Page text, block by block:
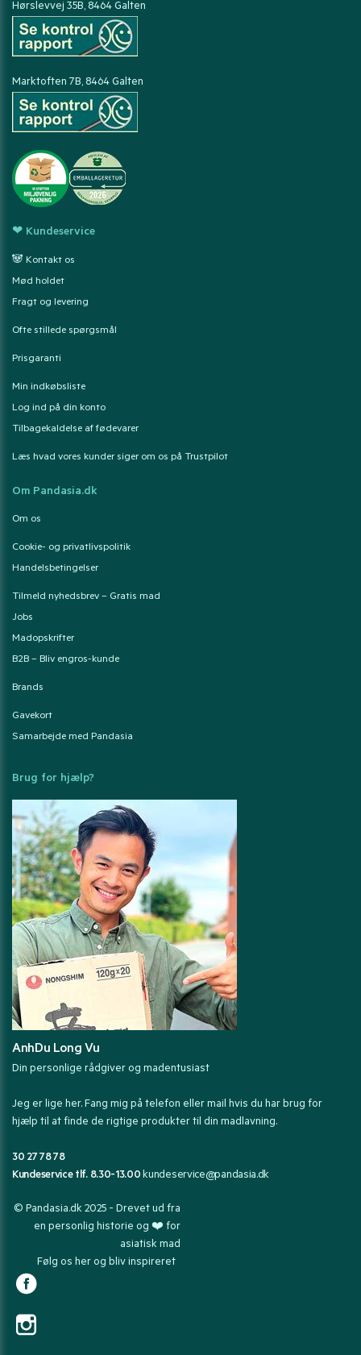
Hørslevvej 35B, 8464 Galten
Marktoften 7B, 8464 Galten
❤ Kundeservice
🐼 Kontakt os
Mød holdet
Fragt og levering
Ofte stillede spørgsmål
Prisgaranti
Min indkøbsliste
Log ind på din konto
Tilbagekaldelse af fødevarer
Læs hvad vores kunder siger om os på Trustpilot
Om Pandasia.dk
Om os
Cookie- og privatlivspolitik
Handelsbetingelser
Tilmeld nyhedsbrev – Gratis mad
Jobs
Madopskrifter
B2B – Bliv engros-kunde
Brands
Gavekort
Samarbejde med Pandasia
Brug for hjælp?
AnhDu Long Vu
Din personlige rådgiver og madentusiast
Jeg er lige her. Fang mig på telefon eller mail hvis du har brug for
hjælp til at finde de rigtige produkter til din madlavning.
30 27 78 78
Kundeservice tlf. 8.30-13.00kundeservice@pandasia.dk
© Pandasia.dk 2025 - Drevet ud fra
en personlig historie og ❤️ for
asiatisk mad
Følg os her og bliv inspireret